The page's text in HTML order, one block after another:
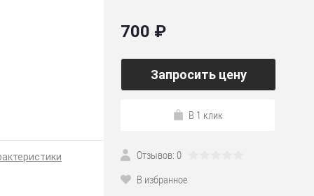
700 ₽
Запросить цену
В 1 клик
Отзывов: 0
В избранное